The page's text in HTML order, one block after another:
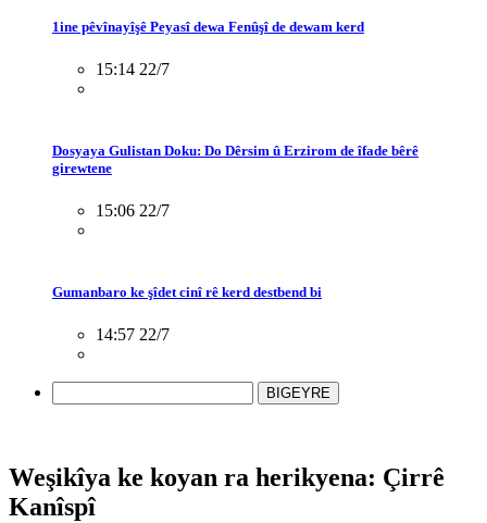
1ine pêvînayîşê Peyasî dewa Fenûşî de dewam kerd
15:14 22/7
Dosyaya Gulistan Doku: Do Dêrsim û Erzirom de îfade bêrê
girewtene
15:06 22/7
Gumanbaro ke şîdet cinî rê kerd destbend bi
14:57 22/7
BIGEYRE
Weşikîya ke koyan ra herikyena: Çirrê
Kanîspî